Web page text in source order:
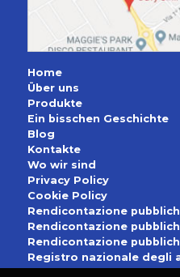
Home
Über uns
Produkte
Ein bisschen Geschichte
Blog
Kontakte
Wo wir sind
Privacy Policy
Cookie Policy
Rendicontazione
Rendicontazione
Rendicontazione
Registro nazionale degli